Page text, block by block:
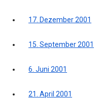
17. Dezember 2001
15. September 2001
6. Juni 2001
21. April 2001